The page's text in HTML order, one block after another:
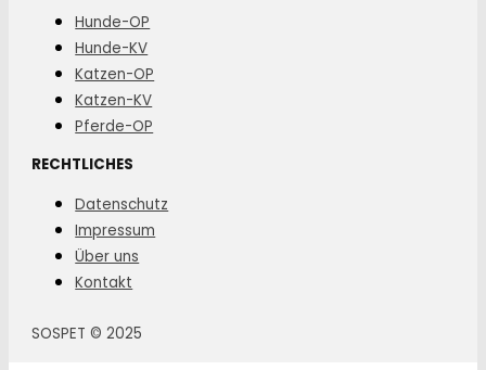
Hunde-OP
Hunde-KV
Katzen-OP
Katzen-KV
Pferde-OP
RECHTLICHES
Datenschutz
Impressum
Über uns
Kontakt
SOSPET © 2025